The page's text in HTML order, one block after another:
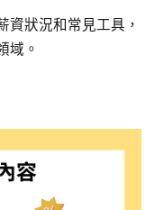
資狀況和常見工具，
域。